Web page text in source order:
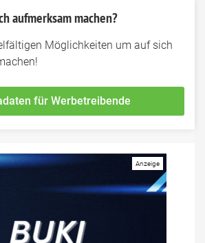
aufmerksam machen?
Möglichkeiten um auf sich
für Werbetreibende